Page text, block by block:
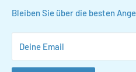
FAQ
Datenschutzerklärung
Stellenangebote
Schuhaufbewahrung
Organizer für
Schmuckorganisatoren
Bleiben Sie über die besten
Deine Email